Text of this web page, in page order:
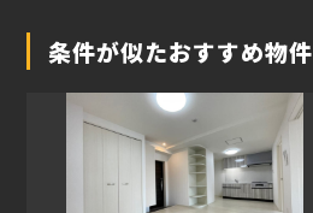
条件が似たおすすめ物件